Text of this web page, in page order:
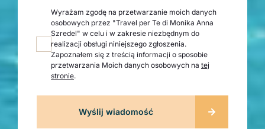
Wyrażam zgodę na przetwarzanie moich danych
osobowych przez "Travel per Te di Monika Anna
Szredel" w celu i w zakresie niezbędnym do
realizacji obsługi niniejszego zgłoszenia.
Zapoznałem się z treścią informacji o sposobie
przetwarzania Moich danych osobowych na tej
stronie.